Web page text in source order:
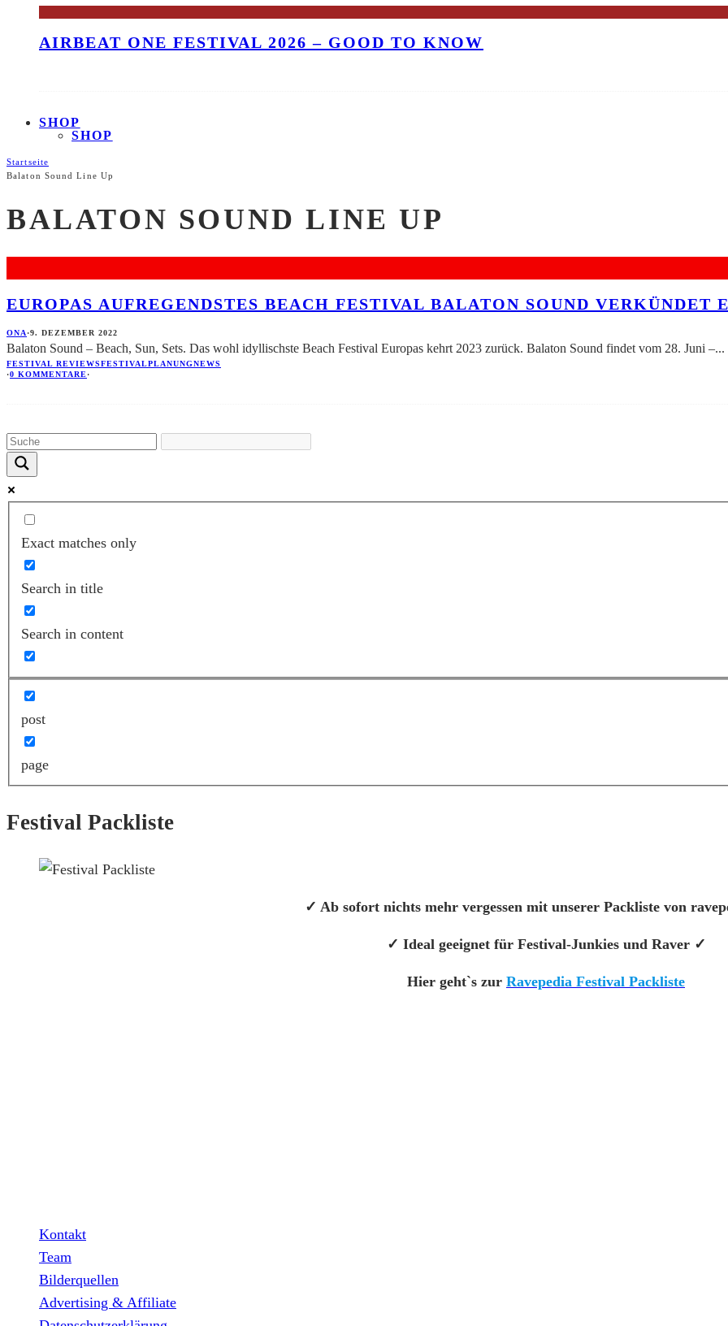
AIRBEAT ONE FESTIVAL 2026 – GOOD TO KNOW
SHOP
SHOP
Startseite
Balaton Sound Line Up
BALATON SOUND LINE UP
EUROPAS AUFREGENDSTES BEACH FESTIVAL BALATON SOUND VERKÜNDET
ONA·9. DEZEMBER 2022
Balaton Sound – Beach, Sun, Sets. Das wohl idyllischste Beach Festival Europas kehrt 2023 zurück. Balaton Sound findet vom 28. Juni –...
FESTIVAL REVIEWSFESTIVALPLANUNGNEWS
·0 KOMMENTARE·
Exact matches only
Search in title
Search in content
post
page
Festival Packliste
✓ Ab sofort nichts mehr vergessen mit unserer Packliste von
✓ Ideal geeignet für Festival-Junkies und Raver ✓
Hier geht`s zur Ravepedia Festival Packliste
Kontakt
Team
Bilderquellen
Advertising & Affiliate